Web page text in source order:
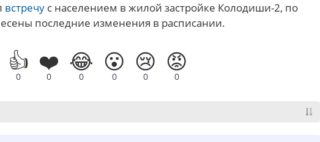
встречу с населением в жилой застройке Колодиши-2, по
последние изменения в расписании.
👍
0
❤️
0
😂
0
😮
0
😢
0
😡
0